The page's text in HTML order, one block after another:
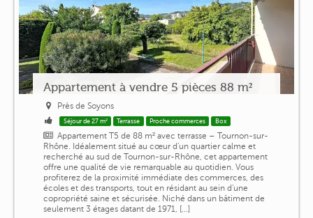
Appartement à vendre 5 pièces 88 m²
Près de Soyons
Séjour de 27 m² Terrasse Proche commerces Box
Appartement T5 de 88 m² avec terrasse – Tournon-sur-
Rhône. Idéalement situé au cœur d'un quartier calme et
recherché au sud de Tournon-sur-Rhône, cet appartement
offre une qualité de vie remarquable au quotidien. Vous
profiterez de la proximité immédiate des commerces, des
écoles et des transports, tout en résidant au sein d'une
copropriété saine et sécurisée. Niché dans un bâtiment de
seulement 3 étages datant de 1971, [...]